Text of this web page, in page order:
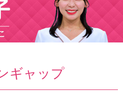
ギャップ